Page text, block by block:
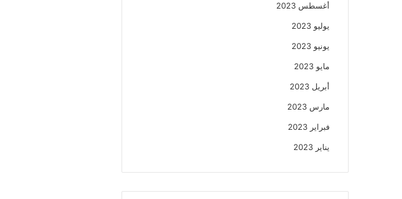
أغسطس 2023
يوليو 2023
يونيو 2023
مايو 2023
أبريل 2023
مارس 2023
فبراير 2023
يناير 2023